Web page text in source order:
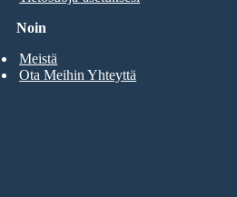
Noin
Meistä
Ota Meihin Yhteyttä